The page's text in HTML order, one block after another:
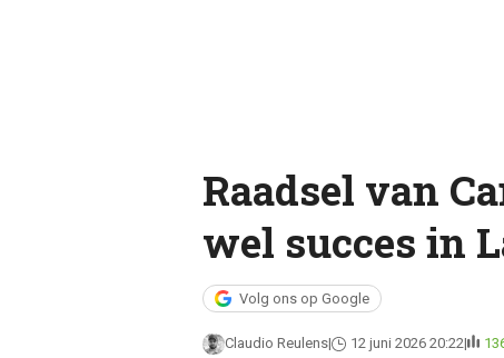
Raadsel van
wel succes in
Volg ons op Google
Claudio Reulens 12 juni 2026 20:22